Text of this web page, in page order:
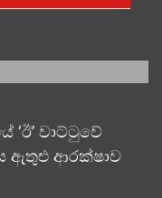
වාට්ටුවේ
ඇතුළු ආරක්ෂාව